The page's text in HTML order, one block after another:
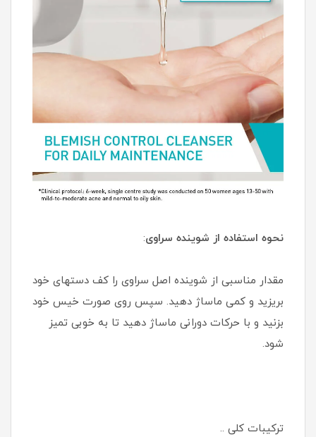
نحوه استفاده از شوینده سراوی:
مقدار مناسبی از شوینده اصل سراوی را کف دستهای خود
بریزید و کمی ماساژ دهید. سپس روی صورت خیس خود
بزنید و با حرکات دورانی ماساژ دهید تا به خوبی تمیز
شود.
ترکیبات کلی ..